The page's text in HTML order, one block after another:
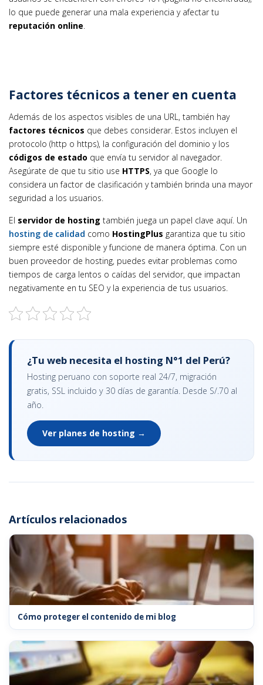
lo que puede generar una mala experiencia y afectar tu
reputación online.
Factores técnicos a tener en cuenta
Además de los aspectos visibles de una URL, también hay
factores técnicos que debes considerar. Estos incluyen el
protocolo (http o https), la configuración del dominio y los
códigos de estado que envía tu servidor al navegador.
Asegúrate de que tu sitio use HTTPS, ya que Google lo
considera un factor de clasificación y también brinda una mayor
seguridad a los usuarios.
El servidor de hosting también juega un papel clave aquí. Un
hosting de calidad como HostingPlus garantiza que tu sitio
siempre esté disponible y funcione de manera óptima. Con un
buen proveedor de hosting, puedes evitar problemas como
tiempos de carga lentos o caídas del servidor, que impactan
negativamente en tu SEO y la experiencia de tus usuarios.
¿Tu web necesita el hosting N°1 del Perú?
Hosting peruano con soporte real 24/7, migración
gratis, SSL incluido y 30 días de garantía. Desde S/.70 al
año.
Ver planes de hosting →
Artículos relacionados
Cómo proteger el contenido de mi blog